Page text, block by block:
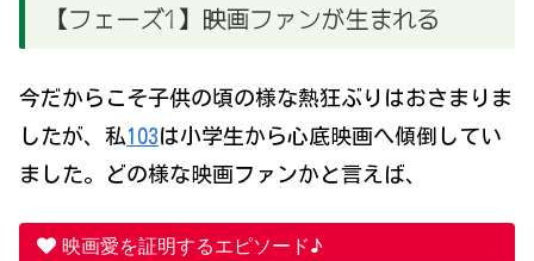
【フェーズ1】映画ファンが生まれる
今だからこそ子供の頃の様な熱狂ぶりはおさまりま
したが、私103は小学生から心底映画へ傾倒してい
ました。どの様な映画ファンかと言えば、
映画愛を証明するエピソード♪